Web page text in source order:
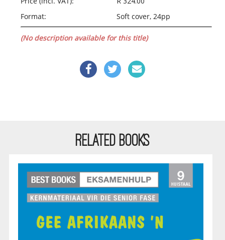
Format:
Soft cover, 24pp
(No description available for this title)
RELATED BOOKS